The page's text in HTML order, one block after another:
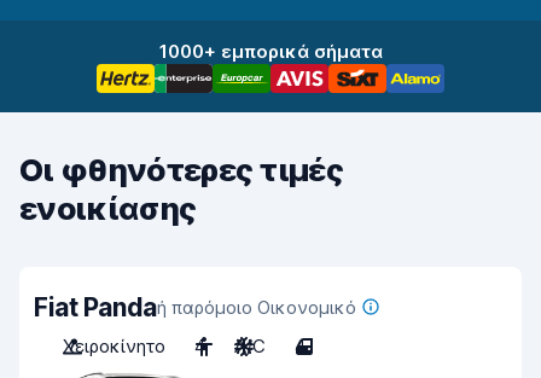
1000+ εμπορικά σήματα
Οι φθηνότερες τιμές
ενοικίασης
Fiat Pandaή παρόμοιο Οικονομικό
Χειροκίνητο
4 A/C 4